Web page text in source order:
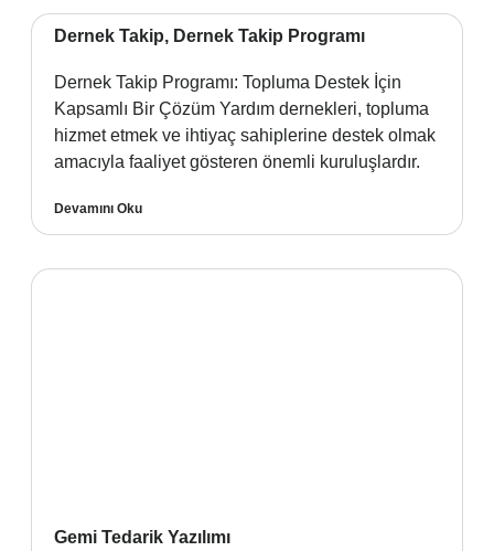
Dernek Takip, Dernek Takip Programı
Dernek Takip Programı: Topluma Destek İçin
Kapsamlı Bir Çözüm Yardım dernekleri, topluma
hizmet etmek ve ihtiyaç sahiplerine destek olmak
amacıyla faaliyet gösteren önemli kuruluşlardır.
Devamını Oku
Gemi Tedarik Yazılımı